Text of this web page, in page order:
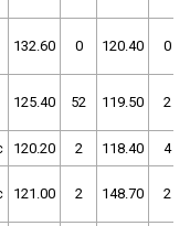
132.60 0 120.40 0
125.40 52 119.50 2
120.20 2 118.40 4
121.00 2 148.70 2